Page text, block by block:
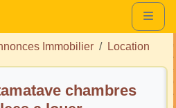
Immobilier Location
chambres